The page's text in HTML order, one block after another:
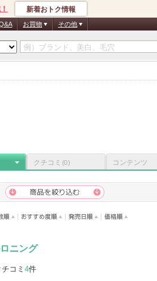
新着おトク情報
お買物 その他
クチコミ (0) コンテンツ
ニング
チコミ 4件